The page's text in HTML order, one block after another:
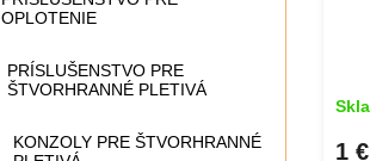
OPLOTENIE
PRÍSLUŠENSTVO PRE
ŠTVORHRANNÉ PLETIVÁ
KONZOLY PRE ŠTVORHRANNÉ
1 €